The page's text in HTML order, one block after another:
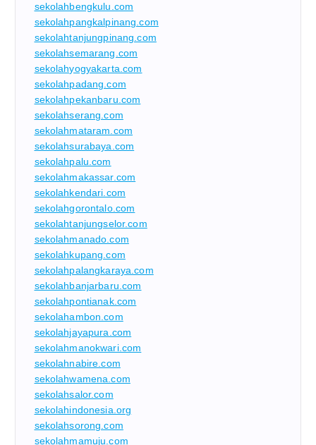
sekolahbengkulu.com
sekolahpangkalpinang.com
sekolahtanjungpinang.com
sekolahsemarang.com
sekolahyogyakarta.com
sekolahpadang.com
sekolahpekanbaru.com
sekolahserang.com
sekolahmataram.com
sekolahsurabaya.com
sekolahpalu.com
sekolahmakassar.com
sekolahkendari.com
sekolahgorontalo.com
sekolahtanjungselor.com
sekolahmanado.com
sekolahkupang.com
sekolahpalangkaraya.com
sekolahbanjarbaru.com
sekolahpontianak.com
sekolahambon.com
sekolahjayapura.com
sekolahmanokwari.com
sekolahnabire.com
sekolahwamena.com
sekolahsalor.com
sekolahindonesia.org
sekolahsorong.com
sekolahmamuju.com